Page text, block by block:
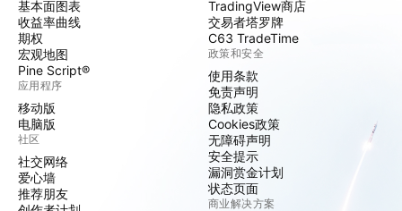
基本面图表
收益率曲线
期权
宏观地图
Pine Script®
应用程序
移动版
电脑版
社区
社交网络
爱心墙
推荐朋友
TradingView商店
交易者塔罗牌
C63 TradeTime
政策和安全
使用条款
免责声明
隐私政策
Cookies政策
无障碍声明
安全提示
漏洞赏金计划
状态页面
商业解决方案